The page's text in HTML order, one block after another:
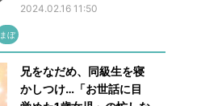
2024.02.16 11:50
まぼ
兄をなだめ、同級生を寝
かしつけ…「お世話に目